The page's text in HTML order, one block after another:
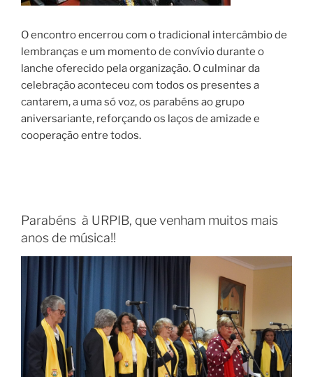
O encontro encerrou com o tradicional intercâmbio de
lembranças e um momento de convívio durante o
lanche oferecido pela organização. O culminar da
celebração aconteceu com todos os presentes a
cantarem, a uma só voz, os parabéns ao grupo
aniversariante, reforçando os laços de amizade e
cooperação entre todos.
Parabéns à URPIB, que venham muitos mais
anos de música!!